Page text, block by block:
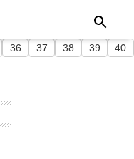
36 37 38 39 40